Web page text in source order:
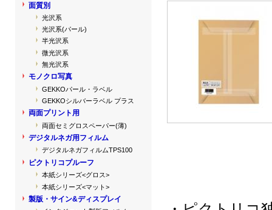
面質別
光沢系
光沢系(パール)
半光沢系
微光沢系
無光沢系
モノクロ写真
GEKKOパール・ラベル
GEKKOシルバーラベル プラス
両面プリント用
両面セミグロスペーパー(薄)
デジタルネガ用フィルム
デジタルネガフィルムTPS100
ピクトリコプルーフ
本紙シリーズ<グロス>
本紙シリーズ<マット>
製版・サイン&ディスプレイ